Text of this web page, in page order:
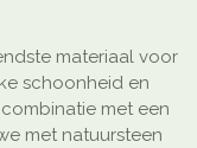
materiaal voor
schoonheid en
met een
met natuursteen